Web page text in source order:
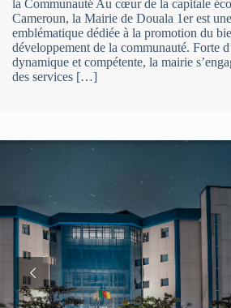
la Communauté Au cœur de la capitale
Cameroun, la Mairie de Douala 1er est
emblématique dédiée à la promotion du
développement de la communauté. Forte
dynamique et compétente, la mairie
des services […]